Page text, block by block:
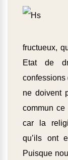
fructueux,
Etat de
confessions
ne doivent
commun ce
car la
qu’ils ont
Puisque